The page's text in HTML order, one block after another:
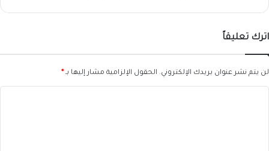
اترك تعليقاً
لن يتم نشر عنوان بريدك الإلكتروني. الحقول الإلزامية مشار إليها بـ *